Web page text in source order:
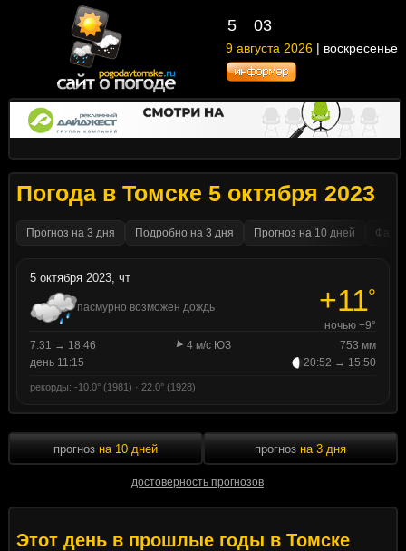
5 03
9 августа 2026 | воскресенье
Погода в Томске 5 октября 2023
Прогноз на 3 дня Подробно на 3 дня Прогноз на 10 дней
5 октября 2023, чт
пасмурно возможен дождь +11°
ночью +9°
7:31 → 18:46
4 м/с ЮЗ
753 мм
день 11:15
20:52 → 15:50
рекорды: -10.0° (1981) · 22.0° (1928)
прогноз на 10 дней
достоверность прогнозов
прогноз на 3 дня
Этот день в прошлые годы в Томске